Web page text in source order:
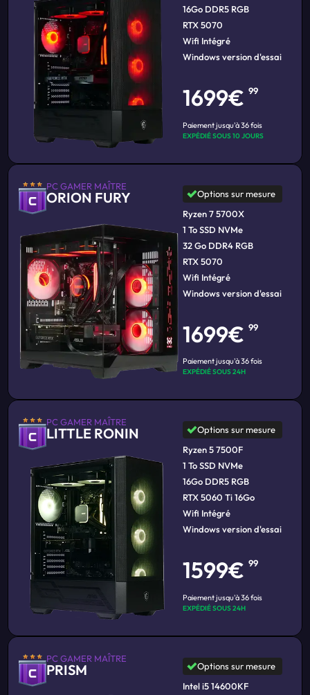
16Go DDR5 RGB
RTX 5070
Wifi Intégré
Windows version d'essai
1699€99
Paiement jusqu'à 36 fois
EXPÉDIÉ SOUS 10 JOURS
PC GAMER MAÎTRE
ORION FURY
Options sur mesure
Ryzen 7 5700X
1 To SSD NVMe
32 Go DDR4 RGB
RTX 5070
Wifi Intégré
Windows version d'essai
1699€99
Paiement jusqu'à 36 fois
EXPÉDIÉ SOUS 24H
PC GAMER MAÎTRE
LITTLE RONIN
Options sur mesure
Ryzen 5 7500F
1 To SSD NVMe
16Go DDR5 RGB
RTX 5060 Ti 16Go
Wifi Intégré
Windows version d'essai
1599€99
Paiement jusqu'à 36 fois
EXPÉDIÉ SOUS 24H
PC GAMER MAÎTRE
PRISM
Options sur mesure
Intel i5 14600KF